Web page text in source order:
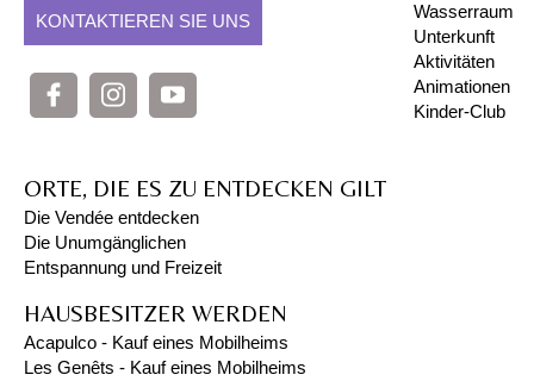
KONTAKTIEREN SIE UNS
Wasserraum
Unterkunft
Aktivitäten
Animationen
Kinder-Club
ORTE, DIE ES ZU ENTDECKEN GILT
Die Vendée entdecken
Die Unumgänglichen
Entspannung und Freizeit
HAUSBESITZER WERDEN
Acapulco - Kauf eines Mobilheims
Les Genêts - Kauf eines Mobilheims